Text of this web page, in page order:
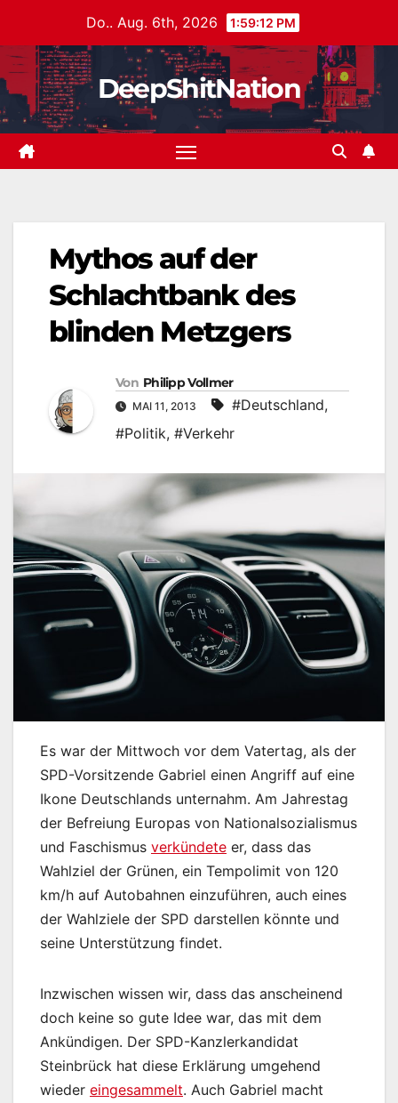
springen
Do.. Aug. 6th, 2026 1:59:13 PM
DeepShitNation
Mythos auf der
Schlachtbank des
blinden Metzgers
Von Philipp Vollmer
MAI 11, 2013 #Deutschland,
#Politik, #Verkehr
Es war der Mittwoch vor dem Vatertag, als der
SPD-Vorsitzende Gabriel einen Angriff auf eine
Ikone Deutschlands unternahm. Am Jahrestag
der Befreiung Europas von Nationalsozialismus
und Faschismus verkündete er, dass das
Wahlziel der Grünen, ein Tempolimit von 120
km/h auf Autobahnen einzuführen, auch eines
der Wahlziele der SPD darstellen könnte und
seine Unterstützung findet.
Inzwischen wissen wir, dass das anscheinend
doch keine so gute Idee war, das mit dem
Ankündigen. Der SPD-Kanzlerkandidat
Steinbrück hat diese Erklärung umgehend
wieder eingesammelt. Auch Gabriel macht